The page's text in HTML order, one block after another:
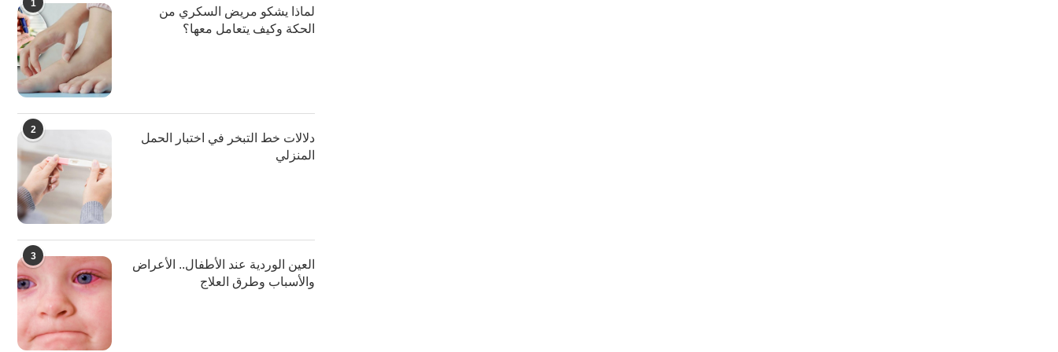
1
لماذا يشكو مريض السكري من
الحكة وكيف يتعامل معها؟
2
دلالات خط التبخر في اختبار الحمل
المنزلي
3
العين الوردية عند الأطفال.. الأعراض
والأسباب وطرق العلاج